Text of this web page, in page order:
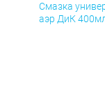
Смазка
аэр ДиК